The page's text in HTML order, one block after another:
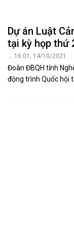
Dự án Luật
tại kỳ họp thứ
16:01, 14/10/2021
Đoàn ĐBQH tỉnh
động trình Quốc hội